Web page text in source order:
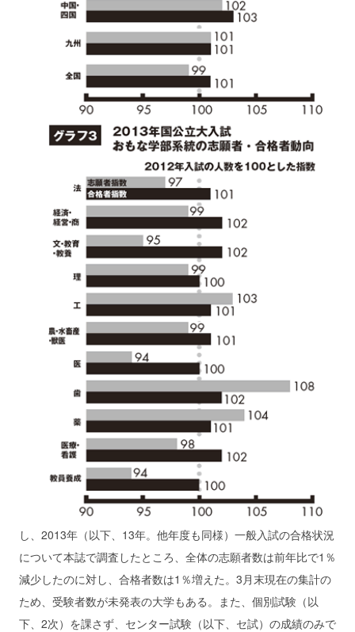
し、2013年（以下、13年。他年度も同様）一般入試の合格状況
について本誌で調査したところ、全体の志願者数は前年比で1％
減少したのに対し、合格者数は1％増えた。3月末現在の集計の
ため、受験者数が未発表の大学もある。また、個別試験（以
下、2次）を課さず、センター試験（以下、セ試）の成績のみで